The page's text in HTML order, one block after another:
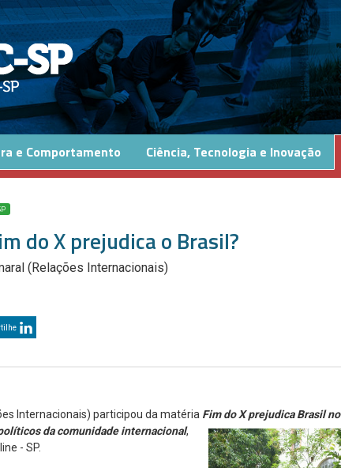
e Comportamento Ciência, Tecnologia e Inovação
do X prejudica o Brasil?
(Relações Internacionais)
Internacionais) participou da matéria Fim do X prejudica Brasil no
da comunidadeinternacional,
- SP.